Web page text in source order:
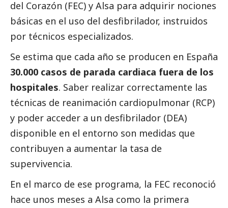
del Corazón (FEC) y Alsa para adquirir nociones
básicas en el uso del desfibrilador, instruidos
por técnicos especializados.
Se estima que cada año se producen en España
30.000 casos de parada cardiaca fuera de los
hospitales. Saber realizar correctamente las
técnicas de reanimación cardiopulmonar (RCP)
y poder acceder a un desfibrilador (DEA)
disponible en el entorno son medidas que
contribuyen a aumentar la tasa de
supervivencia.
En el marco de ese programa, la FEC reconoció
hace unos meses a Alsa como la primera